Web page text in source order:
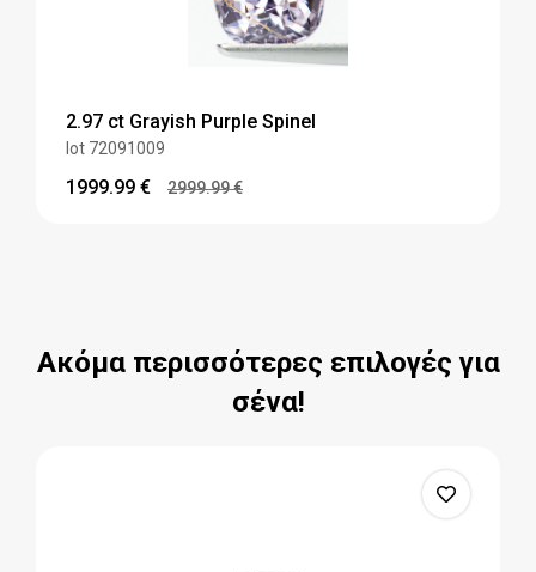
2.97 ct Grayish Purple Spinel
lot 72091009
1999.99 € 2999.99€
Ακόμα περισσότερες επιλογές για
σένα!